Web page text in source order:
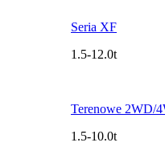
Seria XF
1.5-12.0t
Terenowe 2WD/
1.5-10.0t